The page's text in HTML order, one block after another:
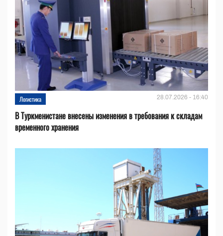
Логистика 28.07.2026 - 16:40
В Туркменистане внесены изменения в требования к складам
временного хранения